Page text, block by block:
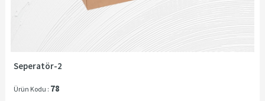
Seperatör-2
Ürün Kodu : 78